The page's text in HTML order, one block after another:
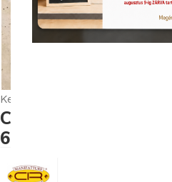
Kezdőlap
Cir In Falda Marmo
60,8X60,8 cm